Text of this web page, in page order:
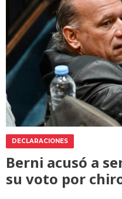
DECLARACIONES
Berni acusó a
su voto por